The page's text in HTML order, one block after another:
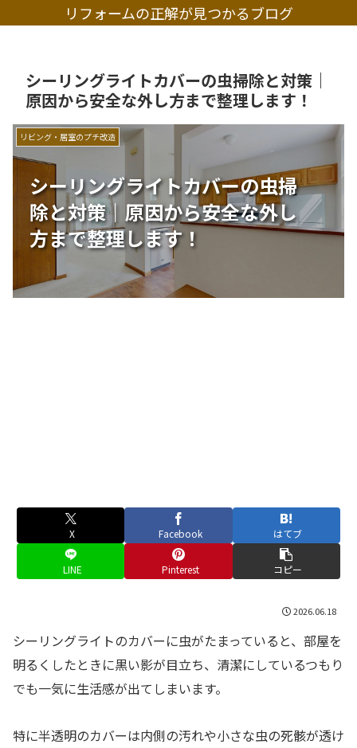
リフォームの正解が見つかるブログ
シーリングライトカバーの虫掃除と対策｜
原因から安全な外し方まで整理します！
シーリングライトカバーの虫掃
除と対策｜原因から安全な外し
方まで整理します！
リビング・居室のプチ改造
X Facebook はてブ
LINE Pinterest コピー
2026.06.18
シーリングライトのカバーに虫がたまっていると、部屋を
明るくしたときに黒い影が目立ち、清潔にしているつもり
でも一気に生活感が出てしまいます。
特に半透明のカバーは内側の汚れや小さな虫の死骸が透け